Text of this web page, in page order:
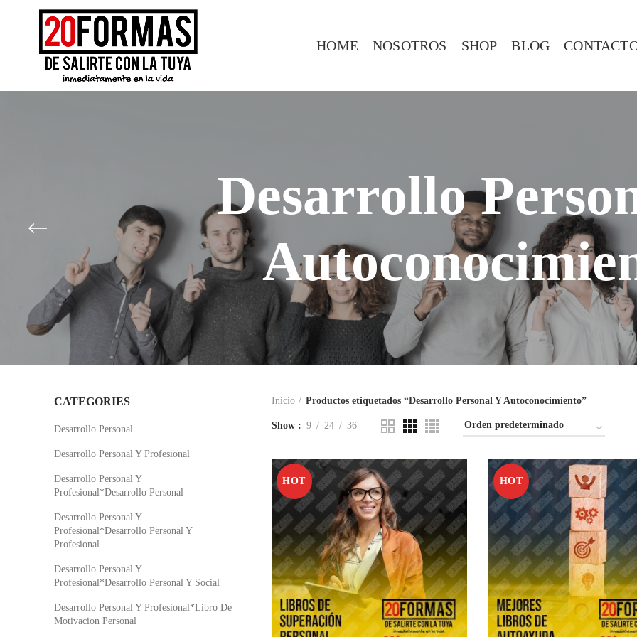
HOME NOSOTROS SHOP BLOG
Desarrollo
Inicio Productos etiquetados “Desarrollo Personal Y Autoconocimiento”
Show 9 24 36
HOT HOT
CATEGORIES
Desarrollo Personal
Desarrollo Personal Y Profesional
Desarrollo Personal Y
Profesional*Desarrollo Personal
Desarrollo Personal Y
Profesional*Desarrollo Personal Y
Profesional
Desarrollo Personal Y
Profesional*Desarrollo Personal Y Social
Desarrollo Personal Y Profesional*Libro De
Motivacion Personal